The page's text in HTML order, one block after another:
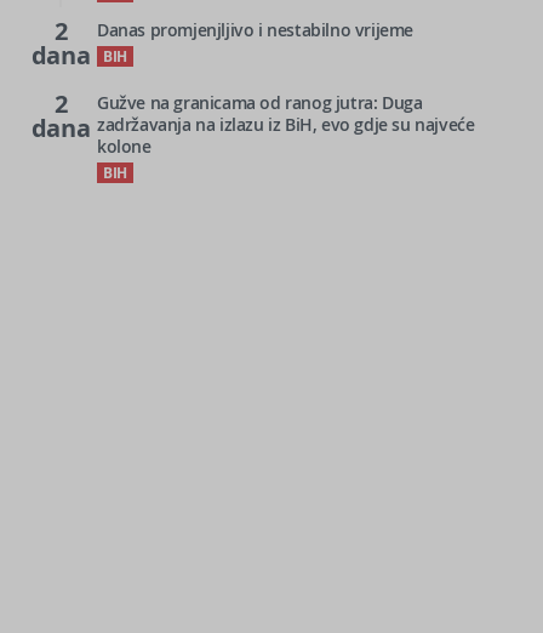
2
dana
Danas promjenjljivo i nestabilno vrijeme
BIH
2
dana
Gužve na granicama od ranog jutra: Duga
zadržavanja na izlazu iz BiH, evo gdje su najveće
kolone
BIH